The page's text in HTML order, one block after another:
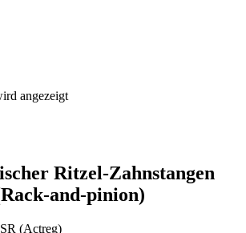
angezeigt
Ritzel-Zahnstangen
and-pinion)
(Actreg)